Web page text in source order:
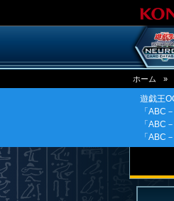
ホーム »
遊戯王
「ABC
「ABC
「ABC